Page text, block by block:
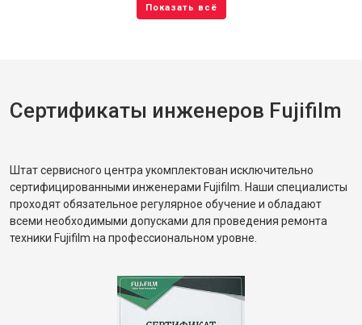
Сертификаты инженеров Fujifilm
Штат сервисного центра укомплектован исключительно
сертифицированными инженерами Fujifilm. Наши специалисты
проходят обязательное регулярное обучение и обладают
всеми необходимыми допусками для проведения ремонта
техники Fujifilm на профессиональном уровне.